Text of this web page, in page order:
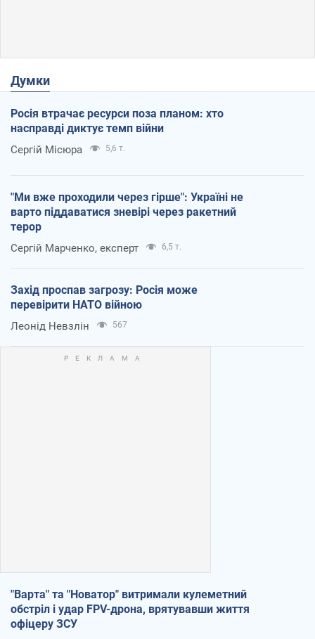
Думки
Росія втрачає ресурси поза планом: хто
насправді диктує темп війни
Сергій Місюра 5,6 т.
"Ми вже проходили через гірше": Україні не
варто піддаватися зневірі через ракетний
терор
Сергій Марченко, експерт 6,5 т.
Захід проспав загрозу: Росія може
перевірити НАТО війною
Леонід Невзлін 567
"Варта" та "Новатор" витримали кулеметний
обстріл і удар FPV-дрона, врятувавши життя
офіцеру ЗСУ